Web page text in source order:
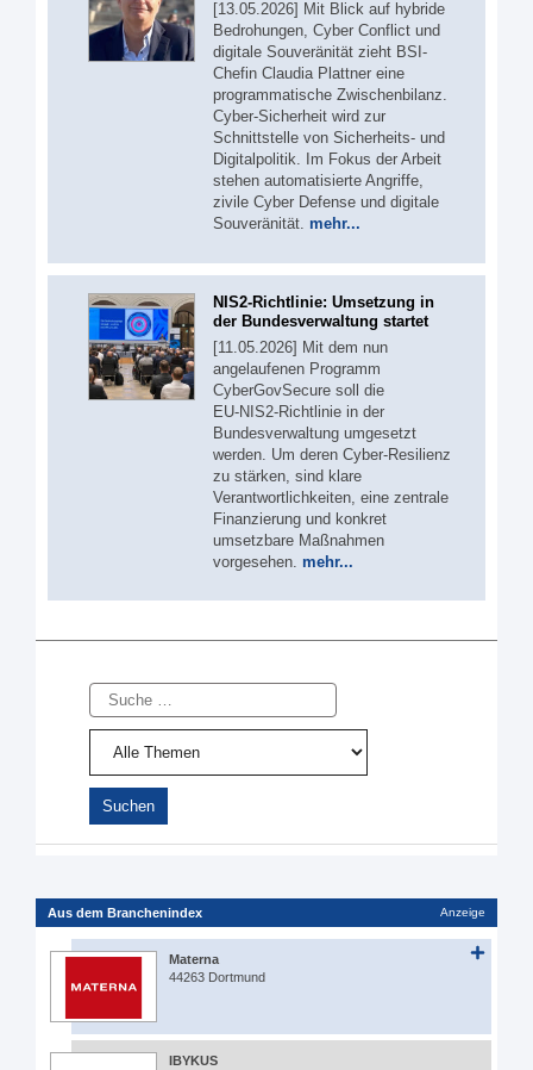
[13.05.2026] Mit Blick auf hybride
Bedrohungen, Cyber Conflict und
digitale Souveränität zieht BSI-
Chefin Claudia Plattner eine
programmatische Zwischenbilanz.
Cyber-Sicherheit wird zur
Schnittstelle von Sicherheits- und
Digitalpolitik. Im Fokus der Arbeit
stehen automatisierte Angriffe,
zivile Cyber Defense und digitale
Souveränität. mehr...
NIS2-Richtlinie: Umsetzung in
der Bundesverwaltung startet
[11.05.2026] Mit dem nun
angelaufenen Programm
CyberGovSecure soll die
EU‑NIS2‑Richtlinie in der
Bundesverwaltung umgesetzt
werden. Um deren Cyber-Resilienz
zu stärken, sind klare
Verantwortlichkeiten, eine zentrale
Finanzierung und konkret
umsetzbare Maßnahmen
vorgesehen. mehr...
Suche
Aus dem Branchenindex Anzeige
Materna
44263 Dortmund
IBYKUS